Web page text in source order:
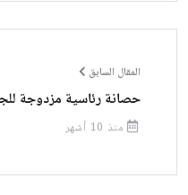
المقال السابق
حصانة رئاسية مزدوجة
منذ 10 أشهر